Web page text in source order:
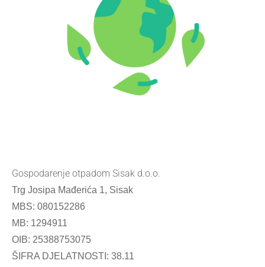
Gospodarenje otpadom Sisak d.o.o.
Trg Josipa Mađerića 1, Sisak
MBS: 080152286
MB: 1294911
OIB: 25388753075
ŠIFRA DJELATNOSTI: 38.11